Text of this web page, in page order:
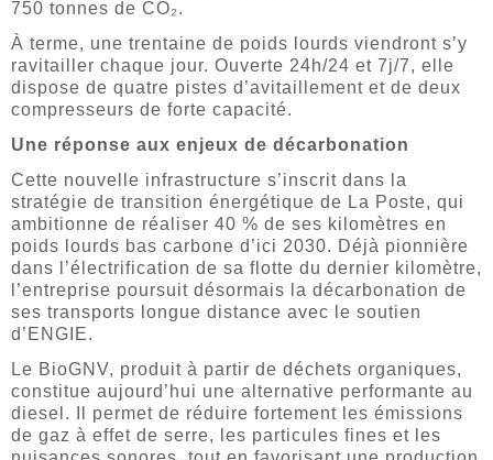
750 tonnes de CO₂.
À terme, une trentaine de poids lourds viendront s’y
ravitailler chaque jour. Ouverte 24h/24 et 7j/7, elle
dispose de quatre pistes d’avitaillement et de deux
compresseurs de forte capacité.
Une réponse aux enjeux de décarbonation
Cette nouvelle infrastructure s’inscrit dans la
stratégie de transition énergétique de La Poste, qui
ambitionne de réaliser 40 % de ses kilomètres en
poids lourds bas carbone d’ici 2030. Déjà pionnière
dans l’électrification de sa flotte du dernier kilomètre,
l’entreprise poursuit désormais la décarbonation de
ses transports longue distance avec le soutien
d’ENGIE.
Le BioGNV, produit à partir de déchets organiques,
constitue aujourd’hui une alternative performante au
diesel. Il permet de réduire fortement les émissions
de gaz à effet de serre, les particules fines et les